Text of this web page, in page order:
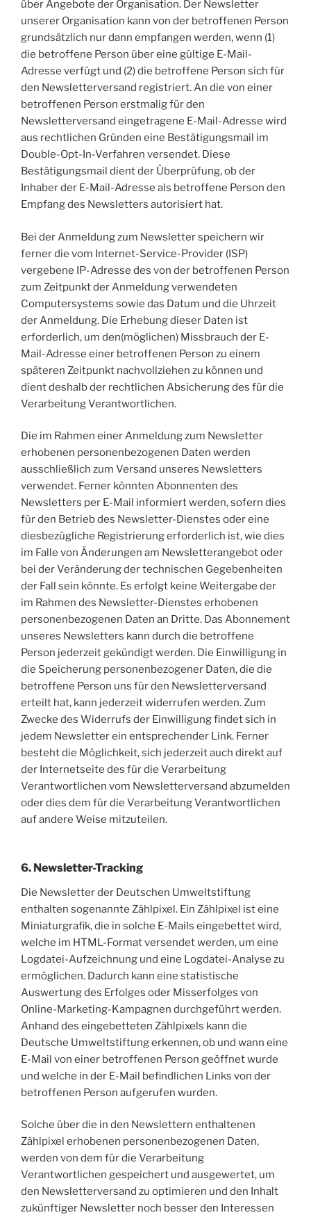
über Angebote der Organisation. Der Newsletter
unserer Organisation kann von der betroffenen Person
grundsätzlich nur dann empfangen werden, wenn (1)
die betroffene Person über eine gültige E-Mail-
Adresse verfügt und (2) die betroffene Person sich für
den Newsletterversand registriert. An die von einer
betroffenen Person erstmalig für den
Newsletterversand eingetragene E-Mail-Adresse wird
aus rechtlichen Gründen eine Bestätigungsmail im
Double-Opt-In-Verfahren versendet. Diese
Bestätigungsmail dient der Überprüfung, ob der
Inhaber der E-Mail-Adresse als betroffene Person den
Empfang des Newsletters autorisiert hat.
Bei der Anmeldung zum Newsletter speichern wir
ferner die vom Internet-Service-Provider (ISP)
vergebene IP-Adresse des von der betroffenen Person
zum Zeitpunkt der Anmeldung verwendeten
Computersystems sowie das Datum und die Uhrzeit
der Anmeldung. Die Erhebung dieser Daten ist
erforderlich, um den(möglichen) Missbrauch der E-
Mail-Adresse einer betroffenen Person zu einem
späteren Zeitpunkt nachvollziehen zu können und
dient deshalb der rechtlichen Absicherung des für die
Verarbeitung Verantwortlichen.
Die im Rahmen einer Anmeldung zum Newsletter
erhobenen personenbezogenen Daten werden
ausschließlich zum Versand unseres Newsletters
verwendet. Ferner könnten Abonnenten des
Newsletters per E-Mail informiert werden, sofern dies
für den Betrieb des Newsletter-Dienstes oder eine
diesbezügliche Registrierung erforderlich ist, wie dies
im Falle von Änderungen am Newsletterangebot oder
bei der Veränderung der technischen Gegebenheiten
der Fall sein könnte. Es erfolgt keine Weitergabe der
im Rahmen des Newsletter-Dienstes erhobenen
personenbezogenen Daten an Dritte. Das Abonnement
unseres Newsletters kann durch die betroffene
Person jederzeit gekündigt werden. Die Einwilligung in
die Speicherung personenbezogener Daten, die die
betroffene Person uns für den Newsletterversand
erteilt hat, kann jederzeit widerrufen werden. Zum
Zwecke des Widerrufs der Einwilligung findet sich in
jedem Newsletter ein entsprechender Link. Ferner
besteht die Möglichkeit, sich jederzeit auch direkt auf
der Internetseite des für die Verarbeitung
Verantwortlichen vom Newsletterversand abzumelden
oder dies dem für die Verarbeitung Verantwortlichen
auf andere Weise mitzuteilen.
6. Newsletter-Tracking
Die Newsletter der Deutschen Umweltstiftung
enthalten sogenannte Zählpixel. Ein Zählpixel ist eine
Miniaturgrafik, die in solche E-Mails eingebettet wird,
welche im HTML-Format versendet werden, um eine
Logdatei-Aufzeichnung und eine Logdatei-Analyse zu
ermöglichen. Dadurch kann eine statistische
Auswertung des Erfolges oder Misserfolges von
Online-Marketing-Kampagnen durchgeführt werden.
Anhand des eingebetteten Zählpixels kann die
Deutsche Umweltstiftung erkennen, ob und wann eine
E-Mail von einer betroffenen Person geöffnet wurde
und welche in der E-Mail befindlichen Links von der
betroffenen Person aufgerufen wurden.
Solche über die in den Newslettern enthaltenen
Zählpixel erhobenen personenbezogenen Daten,
werden von dem für die Verarbeitung
Verantwortlichen gespeichert und ausgewertet, um
den Newsletterversand zu optimieren und den Inhalt
zukünftiger Newsletter noch besser den Interessen